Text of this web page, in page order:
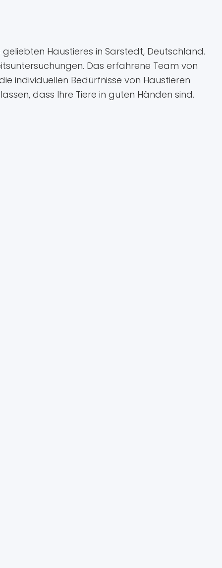
Haustieres in Sarstedt, Deutschland.
Das erfahrene Team von
individuellen Bedürfnisse von Haustieren
dass Ihre Tiere in guten Händen sind.